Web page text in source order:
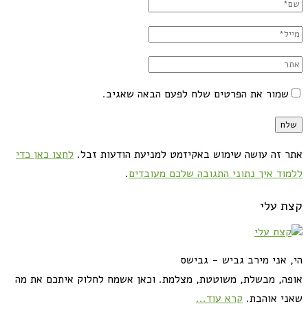
שמור את הפרטים שלח לפעם הבאה שאגיב.
אתר זה עושה שימוש באקיזמט למניעת הודעות זבל. לחצו כאן כדי
ללמוד איך נתוני התגובה שלכם מעובדים.
קצת עלי
הי, אני מירב גביש - גבישס
אופה, מבשלת, משוטטת, מצלמת. וכאן אשמח לחלוק איתכם את מה
שאני אוהבת. קרא עוד...